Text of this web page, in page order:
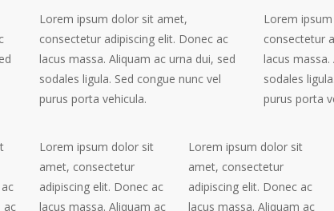
Lorem ipsum dolor sit amet,
consectetur adipiscing elit. Donec ac
lacus massa. Aliquam ac urna dui, sed
sodales ligula. Sed congue nunc vel
purus porta vehicula.
Lorem
consectetur
lacus
sodales
purus porta
ac
Lorem ipsum dolor sit
amet, consectetur
adipiscing elit. Donec ac
lacus massa. Aliquam ac
Lorem ipsum dolor sit
amet, consectetur
adipiscing elit. Donec ac
lacus massa. Aliquam ac